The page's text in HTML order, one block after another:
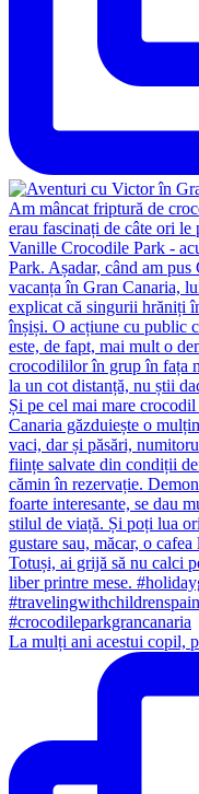
La mulți ani acestui copil,